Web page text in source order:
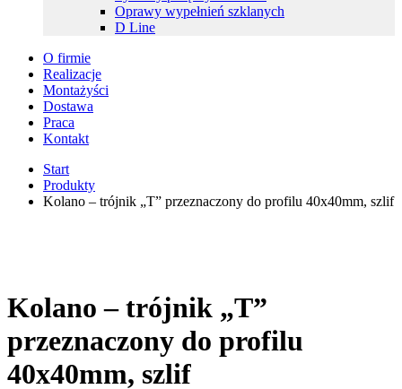
Oprawy wypełnień szklanych
D Line
O firmie
Realizacje
Montażyści
Dostawa
Praca
Kontakt
Start
Produkty
Kolano – trójnik „T” przeznaczony do profilu 40x40mm, szlif
Kolano – trójnik „T”
przeznaczony do profilu
40x40mm, szlif